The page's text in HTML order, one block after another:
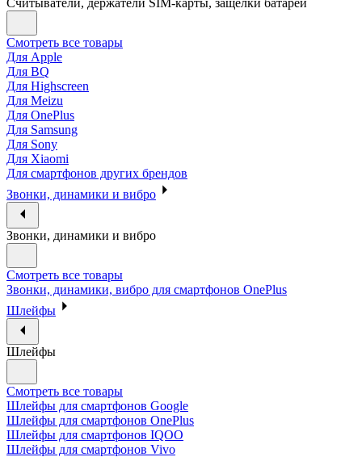
Считыватели, держатели SIM-карты, защелки батареи
Смотреть все товары
Для Apple
Для BQ
Для Highscreen
Для Meizu
Для OnePlus
Для Samsung
Для Sony
Для Xiaomi
Для смартфонов других брендов
Звонки, динамики и вибро
Звонки, динамики и вибро
Смотреть все товары
Звонки, динамики, вибро для смартфонов OnePlus
Шлейфы
Шлейфы
Смотреть все товары
Шлейфы для смартфонов Google
Шлейфы для смартфонов OnePlus
Шлейфы для смартфонов IQOO
Шлейфы для смартфонов Vivo